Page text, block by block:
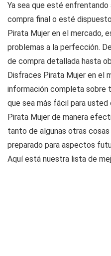
Ya sea que esté
compra final o esté
Pirata Mujer en el mercado,
problemas a la perfección.
de compra detallada hasta
Disfraces Pirata Mujer en el
información completa sobre
que sea más fácil para
Pirata Mujer de manera
tanto de algunas otras
preparado para aspectos
Aquí está nuestra lista de